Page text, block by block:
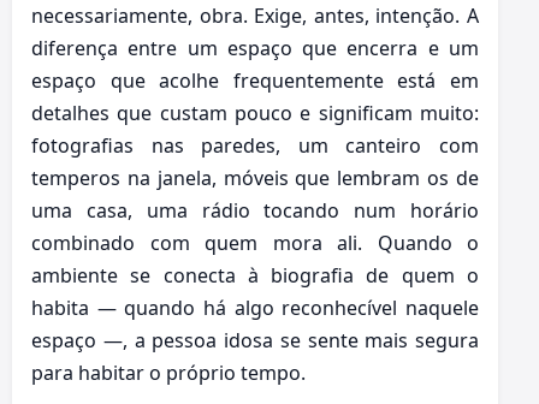
necessariamente, obra. Exige, antes, intenção. A
diferença entre um espaço que encerra e um
espaço que acolhe frequentemente está em
detalhes que custam pouco e significam muito:
fotografias nas paredes, um canteiro com
temperos na janela, móveis que lembram os de
uma casa, uma rádio tocando num horário
combinado com quem mora ali. Quando o
ambiente se conecta à biografia de quem o
habita — quando há algo reconhecível naquele
espaço —, a pessoa idosa se sente mais segura
para habitar o próprio tempo.